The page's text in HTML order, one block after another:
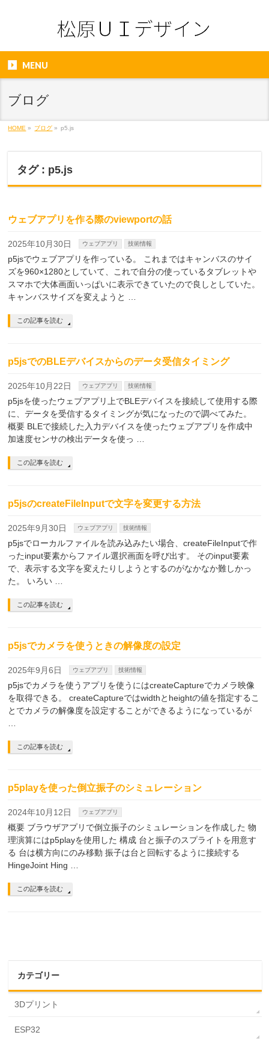
MENU
ブログ
HOME » ブログ » p5.js
タグ : p5.js
ウェブアプリを作る際のviewportの話
2025年10月30日 ウェブアプリ 技術情報
p5jsでウェブアプリを作っている。 これまではキャンバスのサイ
ズを960×1280としていて、これで自分の使っているタブレットや
スマホで大体画面いっぱいに表示できていたので良しとしていた。
キャンバスサイズを変えようと …
この記事を読む
p5jsでのBLEデバイスからのデータ受信タイミング
2025年10月22日 ウェブアプリ 技術情報
p5jsを使ったウェブアプリ上でBLEデバイスを接続して使用する際
に、データを受信するタイミングが気になったので調べてみた。
概要 BLEで接続した入力デバイスを使ったウェブアプリを作成中
加速度センサの検出データを使っ …
この記事を読む
p5jsのcreateFileInputで文字を変更する方法
2025年9月30日 ウェブアプリ 技術情報
p5jsでローカルファイルを読み込みたい場合、createFileInputで作
ったinput要素からファイル選択画面を呼び出す。 そのinput要素
で、表示する文字を変えたりしようとするのがなかなか難しかっ
た。 いろい …
この記事を読む
p5jsでカメラを使うときの解像度の設定
2025年9月6日 ウェブアプリ 技術情報
p5jsでカメラを使うアプリを使うにはcreateCaptureでカメラ映像
を取得できる。 createCaptureではwidthとheightの値を指定するこ
とでカメラの解像度を設定することができるようになっているが
この記事を読む
p5playを使った倒立振子のシミュレーション
2024年10月12日 ウェブアプリ
概要 ブラウザアプリで倒立振子のシミュレーションを作成した 物
理演算にはp5playを使用した 構成 台と振子のスプライトを用意す
る 台は横方向にのみ移動 振子は台と回転するように接続する
HingeJoint Hing …
この記事を読む
カテゴリー
3Dプリント
ESP32